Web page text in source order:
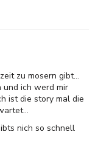
zu mosern gibt...
ich werd mir
ist die story mal die
nich so schnell